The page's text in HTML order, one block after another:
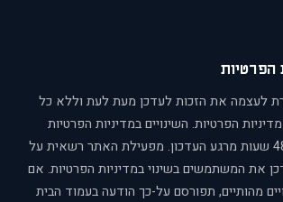
לעצמה את הזכות לעדכן מעת לעת וללא כל
הפרטיות. השינויים במדיניות הפרטיות
ייכנסו לתוקף בתוך 48 שעות מרגע העדכון. מפעילת האתר רשאית על
את המשתמשים בשינוי במדיניות הפרטיות. אם
מהותיים, תפורסם על-כך הודעה בעמוד הבית